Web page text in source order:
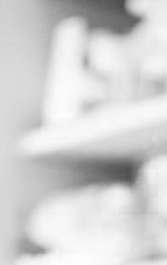
常見問題